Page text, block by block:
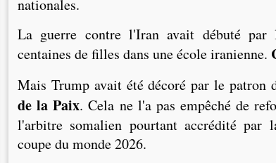
nationales.
La guerre contre l'Iran avait débuté par
centaines de filles dans une école iranienne.
Mais Trump avait été décoré par le patron
de la Paix. Cela ne l'a pas empêché de
l'arbitre somalien pourtant accrédité par
coupe du monde 2026.